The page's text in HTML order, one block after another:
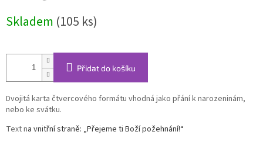
cena:
Skladem (105 ks)
Přidat do košíku
Dvojitá karta čtvercového formátu vhodná jako přání k narozeninám,
nebo ke svátku.
Text na vnitřní straně: „Přejeme ti Boží požehnání!“